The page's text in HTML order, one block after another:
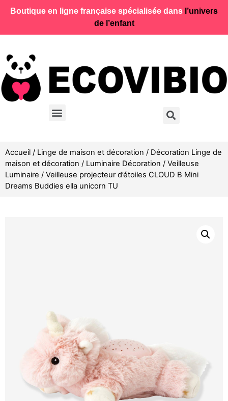
Boutique en ligne française spécialisée dans l’univers
de l’enfant
Accueil / Linge de maison et décoration / Décoration Linge de
maison et décoration / Luminaire Décoration / Veilleuse
Luminaire / Veilleuse projecteur d’étoiles CLOUD B Mini
Dreams Buddies ella unicorn TU